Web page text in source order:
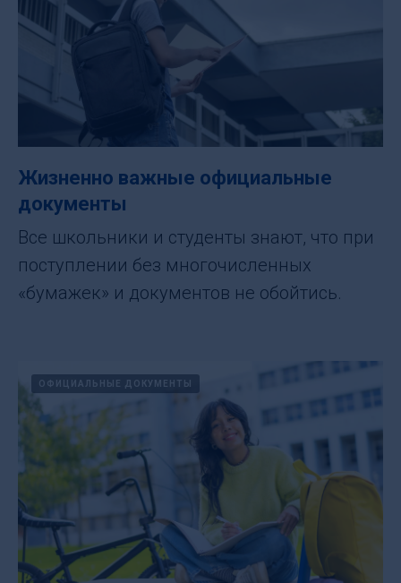
Жизненно важные официальные
документы
Все школьники и студенты знают, что при
поступлении без многочисленных
«бумажек» и документов не обойтись.
ОФИЦИАЛЬНЫЕ ДОКУМЕНТЫ